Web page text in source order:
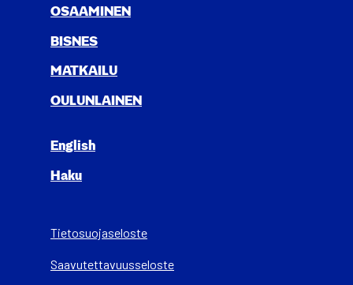
OSAA­MI­NEN
BIS­NES
MAT­KAI­LU
OULUN­LAI­NEN
English
Haku
Tietosuojaseloste
Saa­vu­tet­ta­vuus­se­los­te